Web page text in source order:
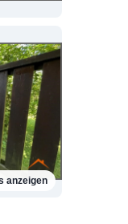
anzeigen